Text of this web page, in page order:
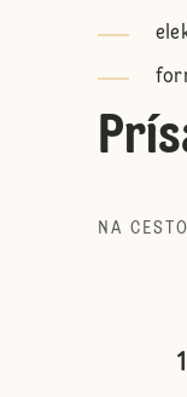
NA CESTO